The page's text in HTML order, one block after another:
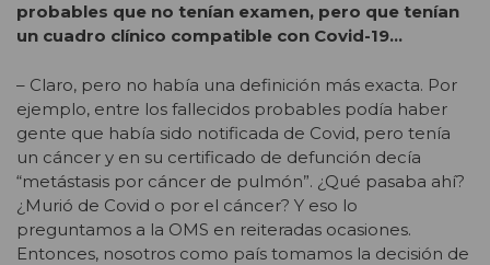
probables que no tenían examen, pero que tenían
un cuadro clínico compatible con Covid-19…
– Claro, pero no había una definición más exacta. Por
ejemplo, entre los fallecidos probables podía haber
gente que había sido notificada de Covid, pero tenía
un cáncer y en su certificado de defunción decía
“metástasis por cáncer de pulmón”. ¿Qué pasaba ahí?
¿Murió de Covid o por el cáncer? Y eso lo
preguntamos a la OMS en reiteradas ocasiones.
Entonces, nosotros como país tomamos la decisión de